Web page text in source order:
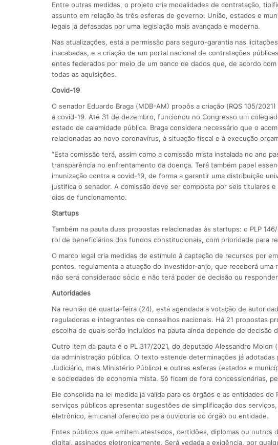
Entre outras medidas, o projeto cria modalidades de contratação,
assunto em relação às três esferas de governo: União, estados e
legais já defasadas por uma legislação mais avançada e moderna.
Nas atualizações, está a permissão para seguro-garantia nas
inacabadas, e a criação de um portal nacional de contratações
entes federados por meio de um banco de dados que, de acordo
todas as aquisições.
Covid-19
O senador Eduardo Braga (MDB-AM) propôs a criação (RQS 105/
a covid-19. Até 31 de dezembro, funcionou no Congresso um
estado de calamidade pública. Braga considera necessário que o
relacionadas ao novo coronavírus, à situação fiscal e à execução
“Esta comissão terá, assim como a comissão mista instalada no ano
transparência no enfrentamento da doença. Terá também papel
imunização contra a covid-19, de forma a garantir uma distribuição
justifica o senador. A comissão deve ser composta por seis titulares
dias de funcionamento.
Startups
Também na pauta duas propostas relacionadas às startups: o PLP
rol de beneficiários dos fundos constitucionais, com prioridade para
O marco legal cria medidas de estímulo à captação de recursos por
pontos, regulamenta a atuação do investidor-anjo, que receberá
não será considerado sócio e não terá poder de decisão ou
Autoridades
Na reunião de quarta-feira (24), está agendada a votação de
reguladoras e integrantes de conselhos nacionais. Há 21 propostas
escolha de quais serão incluídos na pauta ainda depende de decisão
Outro item da pauta é o PL 317/2021, do deputado Alessandro
da administração pública. O texto estende determinações já
Judiciário, mais Ministério Público) e outras esferas (estados e
e sociedades de economia mista. Só ficam de fora concessionárias,
Ele consolida na lei medida já válida para os órgãos e as entidades
serviços públicos apresentar sugestões de simplificação dos
eletrônico, em canal oferecido pela ouvidoria do órgão ou entidade.
Entes públicos que emitem atestados, certidões, diplomas ou outros
digital, assinados eletronicamente. Será vedada a exigência, por